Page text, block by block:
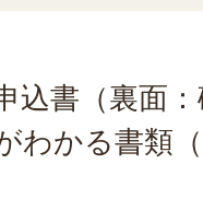
込書（裏面
わかる書類